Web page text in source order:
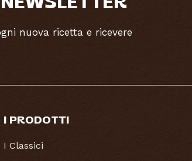
nuova ricetta e ricevere
I PRODOTTI
I Classici